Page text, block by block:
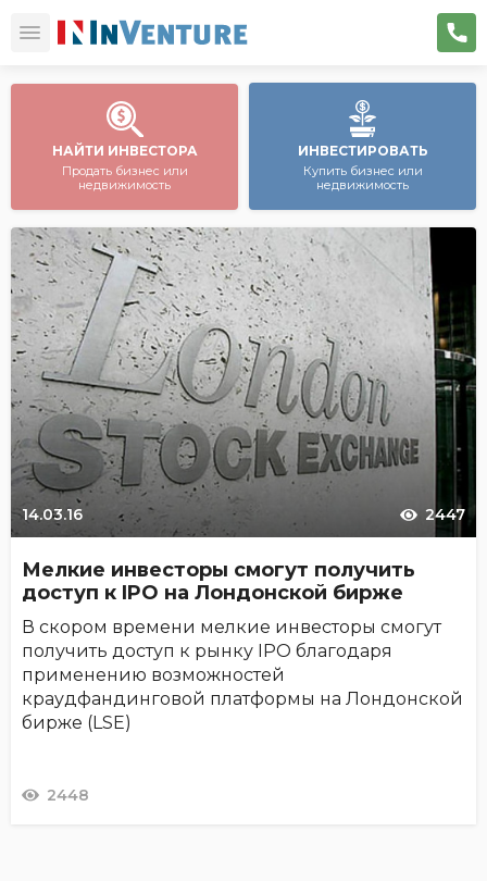
НАЙТИ ИНВЕСТОРА
Продать бизнес или
недвижимость
ИНВЕСТИРОВАТЬ
Купить бизнес или
недвижимость
14.03.16 2447
Мелкие инвесторы смогут получить
доступ к IPO на Лондонской бирже
В скором времени мелкие инвесторы смогут
получить доступ к рынку IPO благодаря
применению возможностей
краудфандинговой платформы на Лондонской
бирже (LSE)
2448